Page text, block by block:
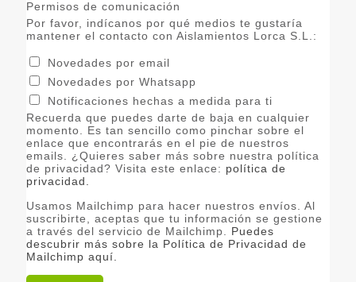
Permisos de comunicación
Por favor, indícanos por qué medios te gustaría
mantener el contacto con Aislamientos Lorca S.L.:
Novedades por email
Novedades por Whatsapp
Notificaciones hechas a medida para ti
Recuerda que puedes darte de baja en cualquier
momento. Es tan sencillo como pinchar sobre el
enlace que encontrarás en el pie de nuestros
emails. ¿Quieres saber más sobre nuestra política
de privacidad? Visita este enlace: política de
privacidad.
Usamos Mailchimp para hacer nuestros envíos. Al
suscribirte, aceptas que tu información se gestione
a través del servicio de Mailchimp. Puedes
descubrir más sobre la Política de Privacidad de
Mailchimp aquí.